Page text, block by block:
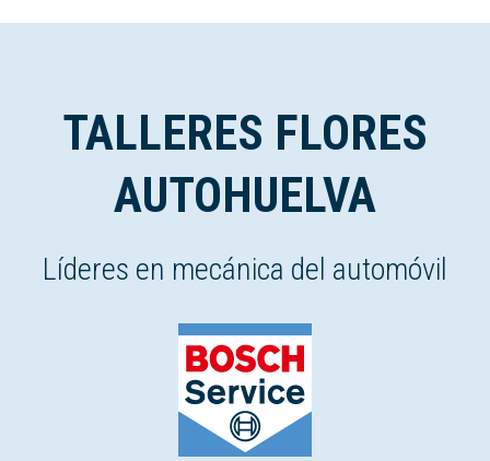
TALLERES FLORES
AUTOHUELVA
Líderes en mecánica del automóvil